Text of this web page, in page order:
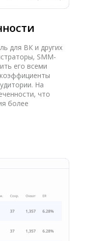
для ВК и других
SMM-
его всеми
На
что
более